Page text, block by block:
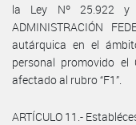
la Ley Nº 25.922 y
ADMINISTRACIÓN
autárquica en el
personal promovido el
afectado al rubro “F1”.
ARTÍCULO 11.-